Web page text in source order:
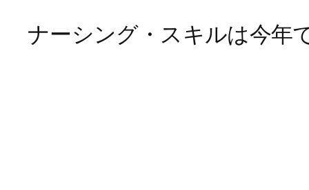
ナーシング・スキルは今年